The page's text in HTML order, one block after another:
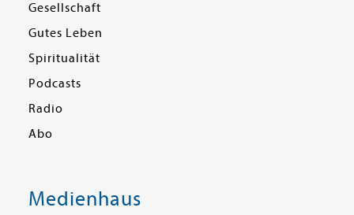
Gesellschaft
Gutes Leben
Spiritualität
Podcasts
Radio
Abo
Medienhaus